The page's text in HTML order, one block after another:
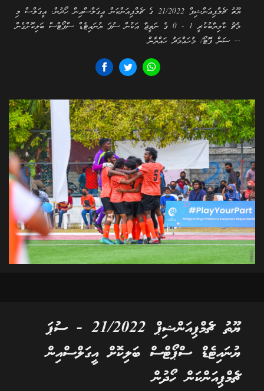
ޔޫތު ޗެމްޕިއަންޝިޕް 21/2022 ގެ ޗެމްޕިއަންކަން އީގަލްސްއިން ހޯދުން. އީގަލްސް މި
މެޗު ކާމިޔާބުކުރީ 1 - 0 ގެ ނަތީޖާ އަކުން ސުޕަ ޔުނައިޓެޑް ސްޕޯޓްސް ބަލިކޮށްގެން
-- ސަން ފޮޓޯ/ މުހައްމަދު ހައްޔާން
ޔޫތު ޗެމްޕިއަންޝިޕް 21/2022 - ސުޕަ
ޔުނައިޓެޑް ސްޕޯޓްސް ބަލިކޮށް އީގަލްސްއިން
ޗެމްޕިއަންކަން ހޯދުން